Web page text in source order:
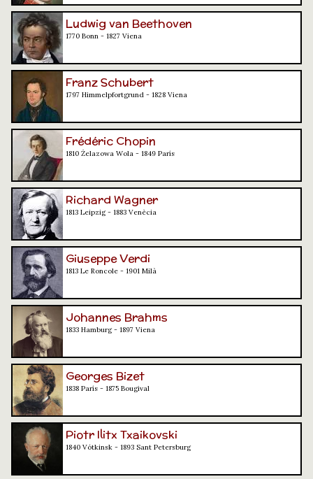
Ludwig van Beethoven
1770 Bonn - 1827 Viena
Franz Schubert
1797 Himmelpfortgrund - 1828 Viena
Frédéric Chopin
1810 Żelazowa Wola - 1849 París
Richard Wagner
1813 Leipzig - 1883 Venècia
Giuseppe Verdi
1813 Le Roncole - 1901 Milà
Johannes Brahms
1833 Hamburg - 1897 Viena
Georges Bizet
1838 París - 1875 Bougival
Piotr Ilitx Txaikovski
1840 Vótkinsk - 1893 Sant Petersburg